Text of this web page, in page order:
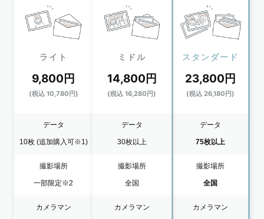
ライト
9,800円
(税込 10,780円)
データ
10枚 (追加購入可※1)
撮影場所
一部限定※2
カメラマン
ミドル
14,800円
(税込 16,280円)
データ
30枚以上
撮影場所
全国
カメラマン
スタンダード
23,800円
(税込 26,180円)
データ
75枚以上
撮影場所
全国
カメラマン